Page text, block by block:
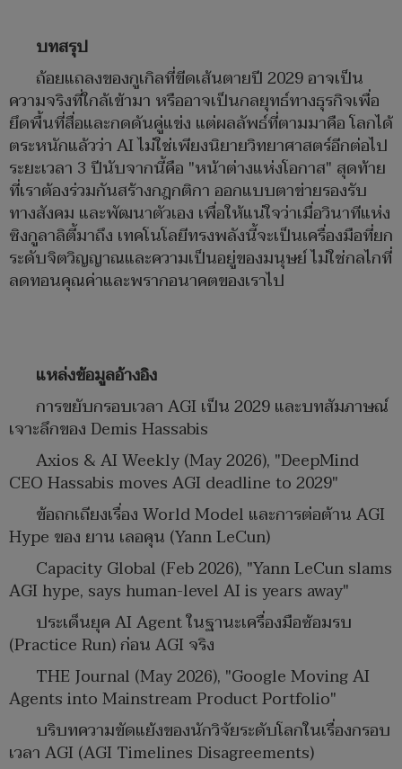
บทสรุป
ถ้อยแถลงของกูเกิลที่ขีดเส้นตายปี 2029 อาจเป็น
ความจริงที่ใกล้เข้ามา หรืออาจเป็นกลยุทธ์ทางธุรกิจเพื่อ
ยึดพื้นที่สื่อและกดดันคู่แข่ง แต่ผลลัพธ์ที่ตามมาคือ โลกได้
ตระหนักแล้วว่า AI ไม่ใช่เพียงนิยายวิทยาศาสตร์อีกต่อไป
ระยะเวลา 3 ปีนับจากนี้คือ "หน้าต่างแห่งโอกาส" สุดท้าย
ที่เราต้องร่วมกันสร้างกฎกติกา ออกแบบตาข่ายรองรับ
ทางสังคม และพัฒนาตัวเอง เพื่อให้แน่ใจว่าเมื่อวินาทีแห่ง
ซิงกูลาลิตี้มาถึง เทคโนโลยีทรงพลังนี้จะเป็นเครื่องมือที่ยก
ระดับจิตวิญญาณและความเป็นอยู่ของมนุษย์ ไม่ใช่กลไกที่
ลดทอนคุณค่าและพรากอนาคตของเราไป
แหล่งข้อมูลอ้างอิง
การขยับกรอบเวลา AGI เป็น 2029 และบทสัมภาษณ์
เจาะลึกของ Demis Hassabis
Axios & AI Weekly (May 2026), "DeepMind
CEO Hassabis moves AGI deadline to 2029"
ข้อถกเถียงเรื่อง World Model และการต่อต้าน AGI
Hype ของ ยาน เลอคุน (Yann LeCun)
Capacity Global (Feb 2026), "Yann LeCun slams
AGI hype, says human-level AI is years away"
ประเด็นยุค AI Agent ในฐานะเครื่องมือซ้อมรบ
(Practice Run) ก่อน AGI จริง
THE Journal (May 2026), "Google Moving AI
Agents into Mainstream Product Portfolio"
บริบทความขัดแย้งของนักวิจัยระดับโลกในเรื่องกรอบ
เวลา AGI (AGI Timelines Disagreements)